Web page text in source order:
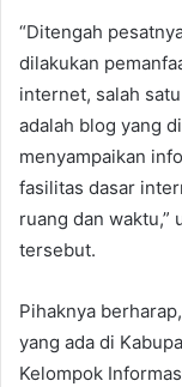
“Ditengah
dilakukan
internet, salah
adalah blog yang
menyampaikan
fasilitas dasar
ruang dan waktu,”
tersebut.
Pihaknya
yang ada di
Kelompok